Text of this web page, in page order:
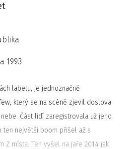
1993
labelu, je jednoznačně
který se na scéně zjevil doslova
Část lidí zaregistrovala už jeho
ten největší boom přišel až s
Z místa. Ten vyšel na jaře 2014 jak